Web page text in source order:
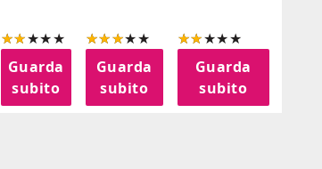
Guarda
subito
Guarda
subito
Guarda
subito